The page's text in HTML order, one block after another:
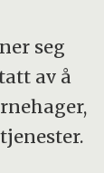
seg
av å